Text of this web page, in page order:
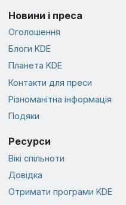
Новини і преса
Оголошення
Блоги KDE
Планета KDE
Контакти для преси
Різноманітна інформація
Подяки
Ресурси
Вікі спільноти
Довідка
Отримати програми KDE